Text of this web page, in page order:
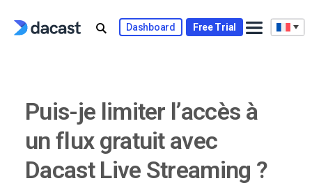
Dashboard Free Trial
Puis-je limiter l’accès à
un flux gratuit avec
Dacast Live Streaming ?